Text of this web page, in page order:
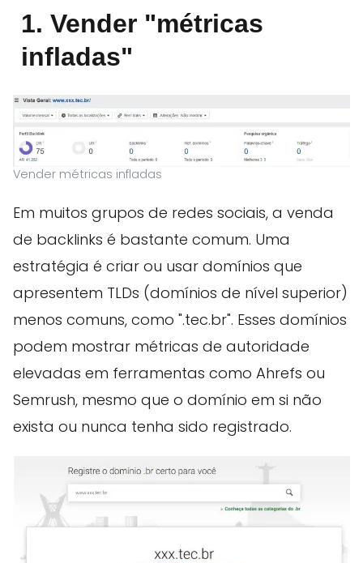
1. Vender "métricas
infladas"
Vender métricas infladas
Em muitos grupos de redes sociais, a venda
de backlinks é bastante comum. Uma
estratégia é criar ou usar domínios que
apresentem TLDs (domínios de nível superior)
menos comuns, como ".tec.br". Esses domínios
podem mostrar métricas de autoridade
elevadas em ferramentas como Ahrefs ou
Semrush, mesmo que o domínio em si não
exista ou nunca tenha sido registrado.